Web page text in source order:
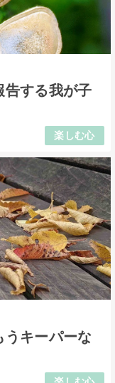
告する我が子
楽しむ心
キーパーな